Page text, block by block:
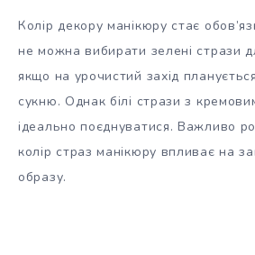
Колір декору манікюру стає
не можна вибирати зелені стрази
якщо на урочистий захід
сукню. Однак білі стрази з
ідеально поєднуватися. Важливо
колір страз манікюру впливає на
образу.